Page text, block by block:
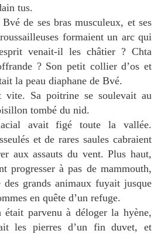
tus.
de ses bras musculeux, et ses
formaient un arc qui
venait-il les châtier ? Chta
? Son petit collier d’os et
la peau diaphane de Bvé.
vite. Sa poitrine se soulevait au
tombé du nid.
avait figé toute la vallée.
et de rares saules cabraient
aux assauts du vent.Plus haut,
progresser à pas de mammouth,
grands animaux fuyait jusque
en quête d’un refuge.
parvenu à déloger la hyène,
les pierres d’un fin duvet, et